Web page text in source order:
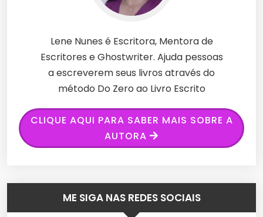
Lene Nunes é Escritora, Mentora de
Escritores e Ghostwriter. Ajuda pessoas
a escreverem seus livros através do
método Do Zero ao Livro Escrito
CLIQUE AQUI PARA SABER MAIS SOBRE A
AUTORA
ME SIGA NAS REDES SOCIAIS